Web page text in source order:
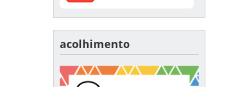
acolhimento